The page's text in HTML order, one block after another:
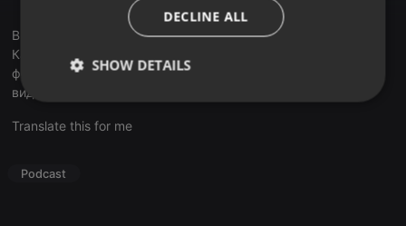
В эфире очередной выпуск программы «Деловое утро».
Кайрат Боранбаев, председатель Наблюдательного совета
футбольного клуба «Кайрат», рассказал о том, как данный
вид спорта развивается в нашей стране
Translate this for me
Podcast
DECLINE ALL
SHOW DETAILS
Strictly
necessary
Targeting Functionality